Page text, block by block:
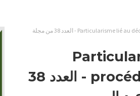
Particularisme lié au déclenchement de la procédure arbitrale - OUMAHAN HAJAR - العدد 38 من مجلة
procédure arbitrale - OUMAHAN HAJAR - العدد 38